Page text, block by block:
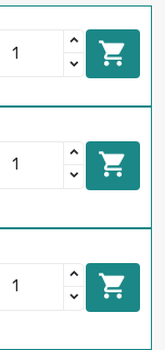


